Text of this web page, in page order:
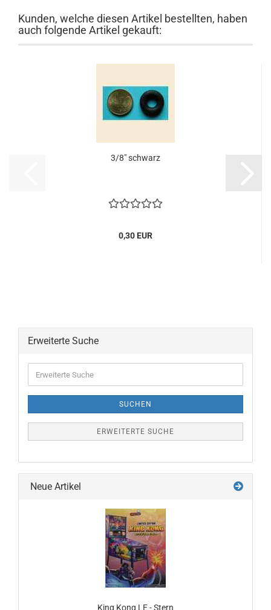
Kunden, welche diesen Artikel bestellten, haben
auch folgende Artikel gekauft:
3/8" schwarz
0,30 EUR
Erweiterte Suche
Suche
SUCHEN
ERWEITERTE SUCHE
Neue Artikel
King Kong LE - Stern